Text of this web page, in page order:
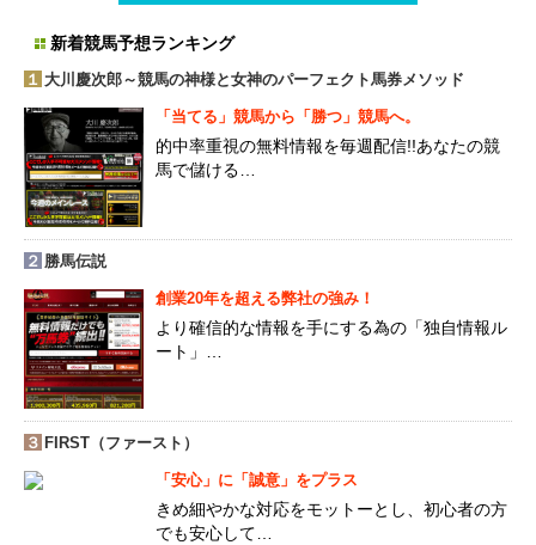
新着競馬予想ランキング
１ 大川慶次郎～競馬の神様と女神のパーフェクト馬券メソッド
「当てる」競馬から「勝つ」競馬へ。
的中率重視の無料情報を毎週配信!!あなたの競
馬で儲ける…
２ 勝馬伝説
創業20年を超える弊社の強み！
より確信的な情報を手にする為の「独自情報ル
ート」…
３ FIRST（ファースト）
「安心」に「誠意」をプラス
きめ細やかな対応をモットーとし、初心者の方
でも安心して…